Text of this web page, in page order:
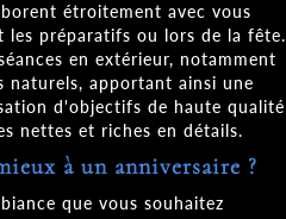
étroitement avec vous
les préparatifs ou lors de la fête.
en extérieur, notamment
naturels, apportant ainsi une
d'objectifs de haute qualité
nettes et riches en détails.
à un anniversaire ?
que vous souhaitez